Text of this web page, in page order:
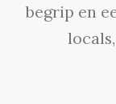
begrip en